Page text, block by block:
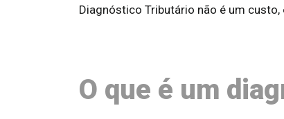
Diagnóstico Tributário não é um
O que é um